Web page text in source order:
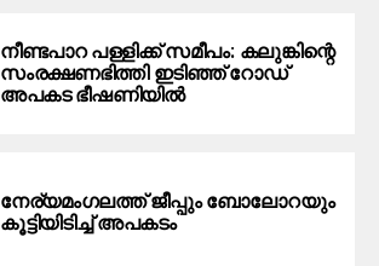
നീണ്ടപാറ പള്ളിക്ക് സമീപം: കലുങ്കിന്റെ
സംരക്ഷണഭിത്തി ഇടിഞ്ഞ് റോഡ്
അപകട ഭീഷണിയില്‍
നേര്യമംഗലത്ത് ജീപ്പും ബോലോറയും
കൂട്ടിയിടിച്ച് അപകടം